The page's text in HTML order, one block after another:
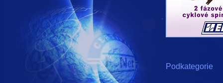
Podkategorie